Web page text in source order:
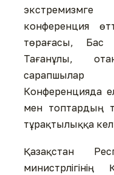
конференция
төрағасы, Бас
Тағанұлы,
Конференцияда
мен топтардың
тұрақтылыққа
Қазақстан
министрлігінің